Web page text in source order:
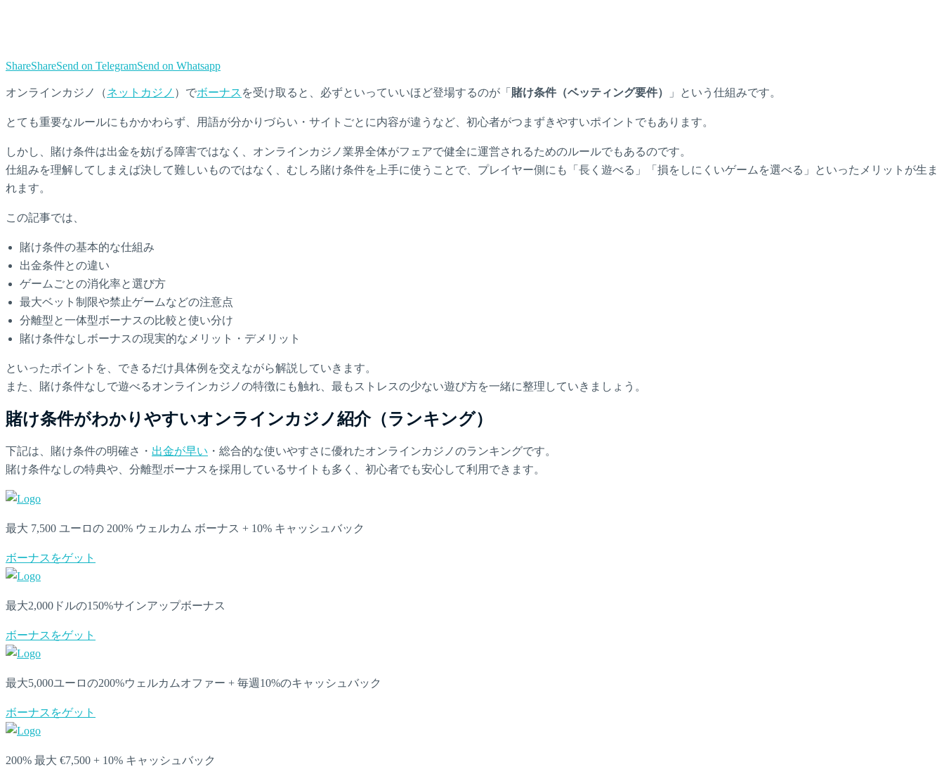
ShareShareSend on TelegramSend on Whatsapp
オンラインカジノ（ネットカジノ ）でボーナス を受け取ると、必ずといっていいほど登場するのが「 賭け条件（ベッティング要件） 」という仕組みです。
とても重要なルールにもかかわらず、用語が分かりづらい・サイトごとに内容が違うなど、初心者がつまずきやすいポイントでもあります。
しかし、賭け条件は出金を妨げる障害ではなく、オンラインカジノ業界全体がフェアで健全に運営されるためのルールでもあるのです。
仕組みを理解してしまえば決して難しいものではなく、むしろ賭け条件を上手に使うことで、プレイヤー側にも「長く遊べる」「損をしにくいゲームを選べる」といったメリットが生ま
れます。
この記事では、
賭け条件の基本的な仕組み
出金条件との違い
ゲームごとの消化率と選び方
最大ベット制限や禁止ゲームなどの注意点
分離型と一体型ボーナスの比較と使い分け
賭け条件なしボーナスの現実的なメリット・デメリット
といったポイントを、できるだけ具体例を交えながら解説していきます。
また、賭け条件なしで遊べるオンラインカジノの特徴にも触れ、最もストレスの少ない遊び方を一緒に整理していきましょう。
賭け条件がわかりやすいオンラインカジノ紹介（ランキング）
下記は、賭け条件の明確さ・ 出金が早い ・総合的な使いやすさに優れたオンラインカジノのランキングです。
賭け条件なしの特典や、分離型ボーナスを採用しているサイトも多く、初心者でも安心して利用できます。
最大 7,500 ユーロの 200% ウェルカム ボーナス + 10% キャッシュバック
ボーナスをゲット
最大2,000ドルの150%サインアップボーナス
ボーナスをゲット
最大5,000ユーロの200%ウェルカムオファー + 毎週10%のキャッシュバック
ボーナスをゲット
200% 最大 €7,500 + 10% キャッシュバック